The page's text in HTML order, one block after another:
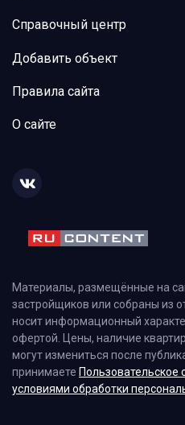
Справочный центр
Добавить объект
Правила сайта
О сайте
Материалы, размещённые на
застройщиков или собраны из
носит информационный
офертой. Цены, наличие
могут измениться после
принимаете Пользовательское
условиями обработки